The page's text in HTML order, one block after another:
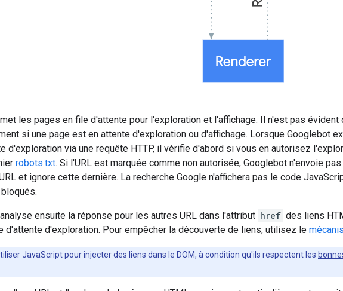
les pages en file d'attente pour l'exploration et l'affichage. Il n'est pas évident
si une page est en attente d'exploration ou d'affichage. Lorsque Googlebot
d'exploration via une requête HTTP, il vérifie d'abord si vous en autorisez
robots.txt. Si l'URL est marquée comme non autorisée, Googlebot n'envoie
et ignore cette dernière. La recherche Google n'affichera pas le code
ensuite la réponse pour les autres URL dans l'attribut href des liens
d'attente d'exploration. Pour empêcher la découverte de liens, utilisez le
JavaScript pour injecter des liens dans le DOM, à condition qu'ils respectent les